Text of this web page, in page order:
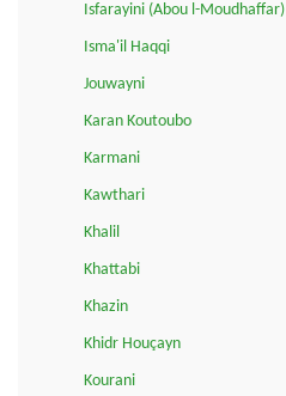
Isfarayini (Abou l-Moudhaffar)
Isma'il Haqqi
Jouwayni
Karan Koutoubo
Karmani
Kawthari
Khalil
Khattabi
Khazin
Khidr Houçayn
Kourani